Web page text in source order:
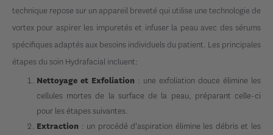
technique repose sur un appareil breveté qui utilise une technologie de
vortex pour aspirer les impuretés et infuser la peau avec des sérums
spécifiques adaptés aux besoins individuels du patient. Les principales
étapes du soin Hydrafacial incluent:
Nettoyage et Exfoliation : une exfoliation douce élimine les
cellules mortes de la surface de la peau, préparant celle-ci
pour les étapes suivantes.
Extraction : un procédé d'aspiration élimine les débris et les